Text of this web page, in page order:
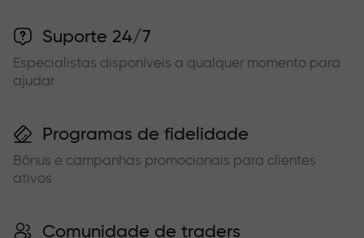
Suporte 24/7
Especialistas disponíveis a qualquer momento para
ajudar
Programas de fidelidade
Bônus e campanhas promocionais para clientes
ativos
Comunidade de traders